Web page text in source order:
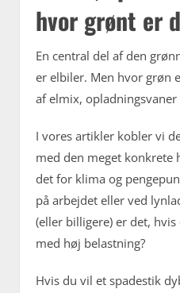
hvor grønt er
En central del af den
er elbiler. Men hvor grøn
af elmix,
I vores artikler kobler vi
med den meget konkrete
det for klima og
på arbejdet eller ved
(eller billigere) er det,
med høj belastning?
Hvis du vil et spadestik